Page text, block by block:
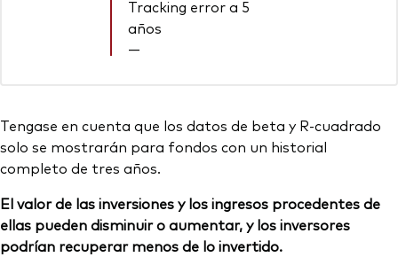
Tracking error a 5
años
—
Tengase en cuenta que los datos de beta y R-cuadrado
solo se mostrarán para fondos con un historial
completo de tres años.
El valor de las inversiones y los ingresos procedentes de
ellas pueden disminuir o aumentar, y los inversores
podrían recuperar menos de lo invertido.